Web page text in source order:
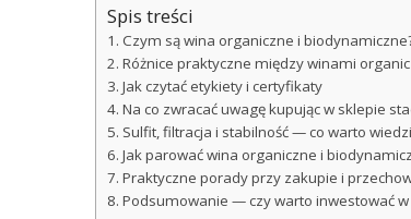
Spis treści
Czym są wina organiczne i
Różnice praktyczne między winami
Jak czytać etykiety i certyfikaty
Na co zwracać uwagę kupując w sklepie
Sulfit, filtracja i stabilność — co warto
Jak parować wina organiczne i
Praktyczne porady przy zakupie i
Podsumowanie — czy warto inwestować